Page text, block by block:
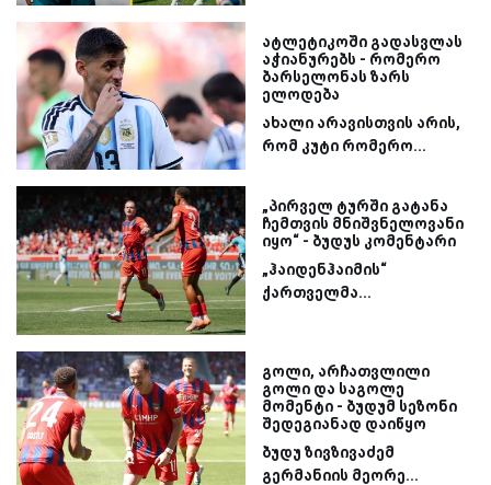
ატლეტიკოში გადასვლას
აჭიანურებს - რომერო
ბარსელონას ზარს
ელოდება
ახალი არავისთვის არის,
რომ კუტი რომერო...
„პირველ ტურში გატანა
ჩემთვის მნიშვნელოვანი
იყო“ - ბუდუს კომენტარი
„ჰაიდენჰაიმის“
ქართველმა...
გოლი, არჩათვლილი
გოლი და საგოლე
მომენტი - ბუდუმ სეზონი
შედეგიანად დაიწყო
ბუდუ ზივზივაძემ
გერმანიის მეორე...